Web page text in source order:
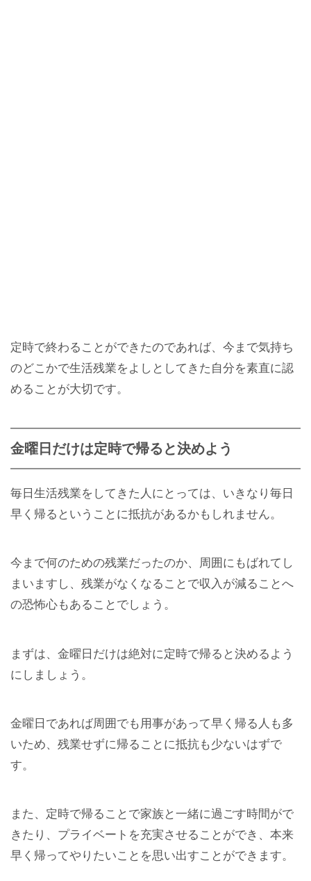
定時で終わることができたのであれば、今まで気持ち
のどこかで生活残業をよしとしてきた自分を素直に認
めることが大切です。
金曜日だけは定時で帰ると決めよう
毎日生活残業をしてきた人にとっては、いきなり毎日
早く帰るということに抵抗があるかもしれません。
今まで何のための残業だったのか、周囲にもばれてし
まいますし、残業がなくなることで収入が減ることへ
の恐怖心もあることでしょう。
まずは、金曜日だけは絶対に定時で帰ると決めるよう
にしましょう。
金曜日であれば周囲でも用事があって早く帰る人も多
いため、残業せずに帰ることに抵抗も少ないはずで
す。
また、定時で帰ることで家族と一緒に過ごす時間がで
きたり、プライベートを充実させることができ、本来
早く帰ってやりたいことを思い出すことができます。